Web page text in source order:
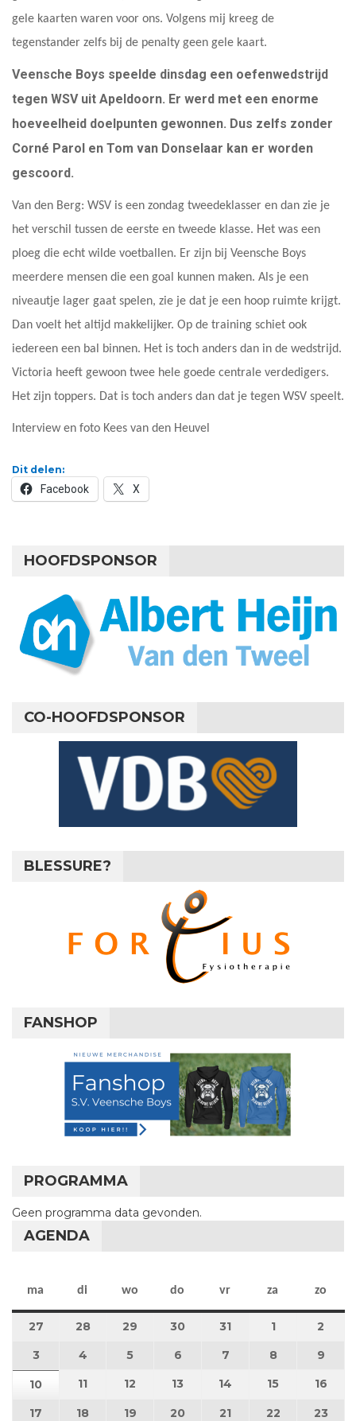
gele kaarten waren voor ons. Volgens mij kreeg de
tegenstander zelfs bij de penalty geen gele kaart.
Veensche Boys speelde dinsdag een oefenwedstrijd
tegen WSV uit Apeldoorn. Er werd met een enorme
hoeveelheid doelpunten gewonnen. Dus zelfs zonder
Corné Parol en Tom van Donselaar kan er worden
gescoord.
Van den Berg: WSV is een zondag tweedeklasser en dan zie je
het verschil tussen de eerste en tweede klasse. Het was een
ploeg die echt wilde voetballen. Er zijn bij Veensche Boys
meerdere mensen die een goal kunnen maken. Als je een
niveautje lager gaat spelen, zie je dat je een hoop ruimte krijgt.
Dan voelt het altijd makkelijker. Op de training schiet ook
iedereen een bal binnen. Het is toch anders dan in de wedstrijd.
Victoria heeft gewoon twee hele goede centrale verdedigers.
Het zijn toppers. Dat is toch anders dan dat je tegen WSV speelt.
Interview en foto Kees van den Heuvel
Dit delen:
Facebook X
HOOFDSPONSOR
CO-HOOFDSPONSOR
BLESSURE?
FANSHOP
PROGRAMMA
Geen programma data gevonden.
AGENDA
ma maandag
di dinsdag
wo woensdag
do donderdag
vr vrijdag
za zaterdag
zo
27 27 juli 2026
28 28 juli 2026
29 29 juli 2026
30 30 juli 2026
31 31 juli 2026
11 augustus
2
3 3 augustus 2026
4 4 augustus 2026
5 5 augustus 2026
6 6 augustus 2026
7 7 augustus 2026
8 8 augustus
9
10 10 augustus 2026
11 11 augustus 2026
12 12 augustus 2026
13 13 augustus 2026
14 14 augustus 2026
15 15 16
17 17 augustus 2026
18 18 augustus 2026
19 19 augustus 2026
20 20 augustus 2026
21 21 augustus 2026
22 22 23